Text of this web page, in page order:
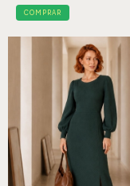
COMPRAR